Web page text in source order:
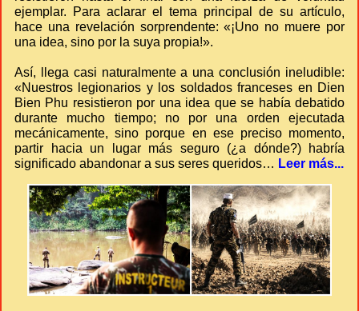
ejemplar. Para aclarar el tema principal de su artículo,
hace una revelación sorprendente: «¡Uno no muere por
una idea, sino por la suya propia!».
Así, llega casi naturalmente a una conclusión ineludible:
«Nuestros legionarios y los soldados franceses en Dien
Bien Phu resistieron por una idea que se había debatido
durante mucho tiempo; no por una orden ejecutada
mecánicamente, sino porque en ese preciso momento,
partir hacia un lugar más seguro (¿a dónde?) habría
significado abandonar a sus seres queridos… Leer más...